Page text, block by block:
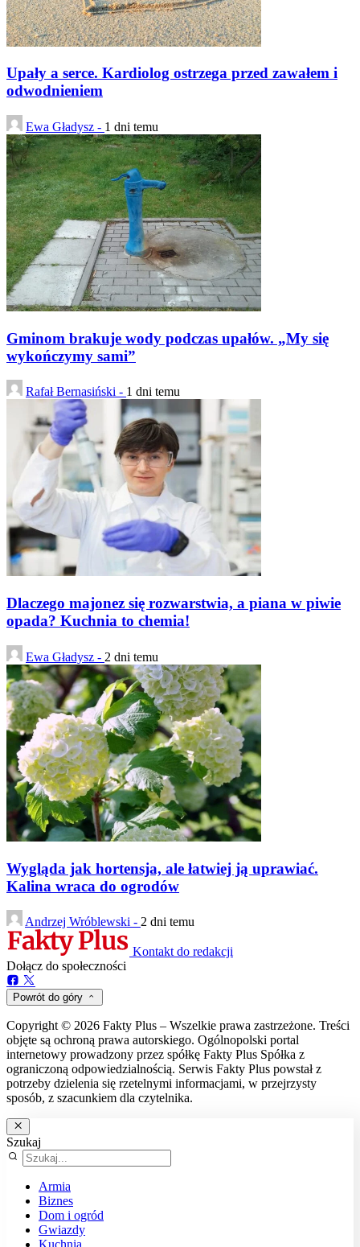
Upały a serce. Kardiolog ostrzega przed zawałem i
odwodnieniem
Ewa Gładysz - 1 dni temu
Gminom brakuje wody podczas upałów. „My się
wykończymy sami”
Rafał Bernasiński - 1 dni temu
Dlaczego majonez się rozwarstwia, a piana w piwie
opada? Kuchnia to chemia!
Ewa Gładysz - 2 dni temu
Wygląda jak hortensja, ale łatwiej ją uprawiać.
Kalina wraca do ogrodów
Andrzej Wróblewski - 2 dni temu
Kontakt do redakcji
Dołącz do społeczności
Powrót do góry
Copyright © 2026 Fakty Plus – Wszelkie prawa zastrzeżone. Treści
objęte są ochroną prawa autorskiego. Ogólnopolski portal
internetowy prowadzony przez spółkę Fakty Plus Spółka z
ograniczoną odpowiedzialnością. Serwis Fakty Plus powstał z
potrzeby dzielenia się rzetelnymi informacjami, w przejrzysty
sposób, z szacunkiem dla czytelnika.
Szukaj
Armia
Biznes
Dom i ogród
Gwiazdy